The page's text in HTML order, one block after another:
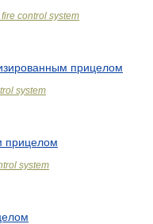
fire control system
прицелом
system
прицелом
system